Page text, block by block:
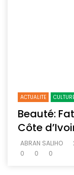
ACTUALITE
Beauté:
Côte
ABRAN SALIHO
0
0 0